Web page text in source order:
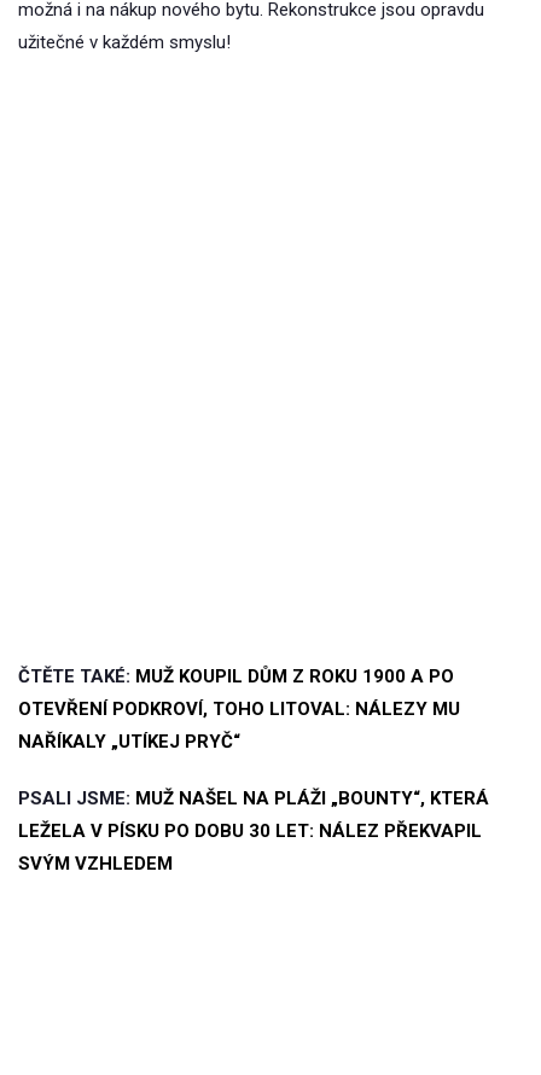
možná i na nákup nového bytu. Rekonstrukce jsou opravdu
užitečné v každém smyslu!
ČTĚTE TAKÉ: MUŽ KOUPIL DŮM Z ROKU 1900 A PO
OTEVŘENÍ PODKROVÍ, TOHO LITOVAL: NÁLEZY MU
NAŘÍKALY „UTÍKEJ PRYČ“
PSALI JSME: MUŽ NAŠEL NA PLÁŽI „BOUNTY“, KTERÁ
LEŽELA V PÍSKU PO DOBU 30 LET: NÁLEZ PŘEKVAPIL
SVÝM VZHLEDEM